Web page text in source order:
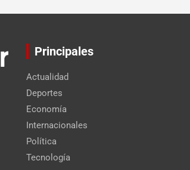
Principales
Actualidad
Deportes
Economía
Internacionales
Política
Tecnología